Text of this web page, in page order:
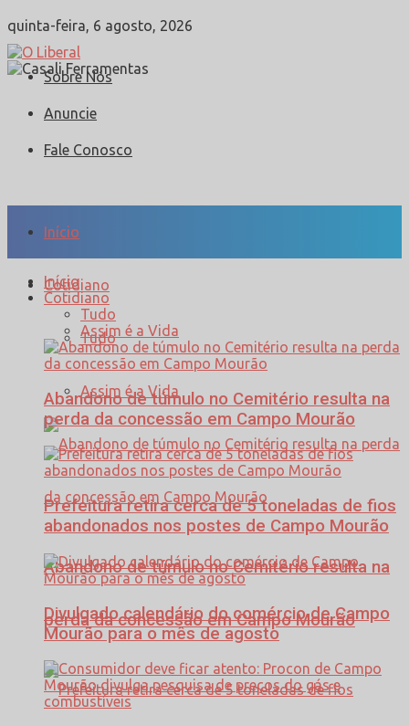
quinta-feira, 6 agosto, 2026
Sobre Nós
Anuncie
Fale Conosco
Início
Cotidiano
Tudo
Assim é a Vida
Abandono de túmulo no Cemitério resulta na
perda da concessão em Campo Mourão
Início
Cotidiano
Tudo
Assim é a Vida
Abandono de túmulo no Cemitério resulta na
perda da concessão em Campo Mourão
Prefeitura retira cerca de 5 toneladas de fios
abandonados nos postes de Campo Mourão
Divulgado calendário do comércio de Campo
Mourão para o mês de agosto